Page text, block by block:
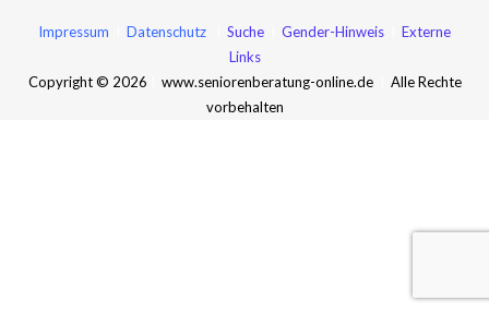
Impressum Datenschutz Suche Gender-Hinweis
Externe
Links
Copyright © 2026
www.seniorenberatung-online.de
Alle Rechte
vorbehalten